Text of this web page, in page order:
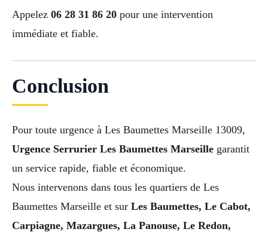
Appelez 06 28 31 86 20 pour une intervention
immédiate et fiable.
Conclusion
Pour toute urgence à Les Baumettes Marseille 13009,
Urgence Serrurier Les Baumettes Marseille garantit
un service rapide, fiable et économique.
Nous intervenons dans tous les quartiers de Les
Baumettes Marseille et sur Les Baumettes, Le Cabot,
Carpiagne, Mazargues, La Panouse, Le Redon,